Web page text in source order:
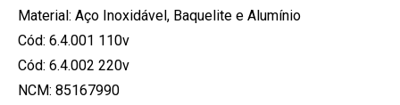
Material: Aço Inoxidável, Baquelite e Alumínio
Cód: 6.4.001 110v
Cód: 6.4.002 220v
NCM: 85167990